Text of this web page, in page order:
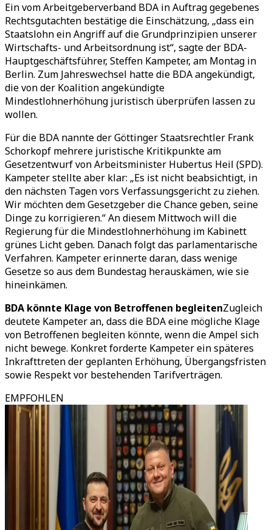
Ein vom Arbeitgeberverband BDA in Auftrag gegebenes
Rechtsgutachten bestätige die Einschätzung, „dass ein
Staatslohn ein Angriff auf die Grundprinzipien unserer
Wirtschafts- und Arbeitsordnung ist“, sagte der BDA-
Hauptgeschäftsführer, Steffen Kampeter, am Montag in
Berlin. Zum Jahreswechsel hatte die BDA angekündigt,
die von der Koalition angekündigte
Mindestlohnerhöhung juristisch überprüfen lassen zu
wollen.
Für die BDA nannte der Göttinger Staatsrechtler Frank
Schorkopf mehrere juristische Kritikpunkte am
Gesetzentwurf von Arbeitsminister Hubertus Heil (SPD).
Kampeter stellte aber klar: „Es ist nicht beabsichtigt, in
den nächsten Tagen vors Verfassungsgericht zu ziehen.
Wir möchten dem Gesetzgeber die Chance geben, seine
Dinge zu korrigieren.“ An diesem Mittwoch will die
Regierung für die Mindestlohnerhöhung im Kabinett
grünes Licht geben. Danach folgt das parlamentarische
Verfahren. Kampeter erinnerte daran, dass wenige
Gesetze so aus dem Bundestag herauskämen, wie sie
hineinkämen.
BDA könnte Klage von Betroffenen begleitenZugleich
deutete Kampeter an, dass die BDA eine mögliche Klage
von Betroffenen begleiten könnte, wenn die Ampel sich
nicht bewege. Konkret forderte Kampeter ein späteres
Inkrafttreten der geplanten Erhöhung, Übergangsfristen
sowie Respekt vor bestehenden Tarifverträgen.
EMPFOHLEN